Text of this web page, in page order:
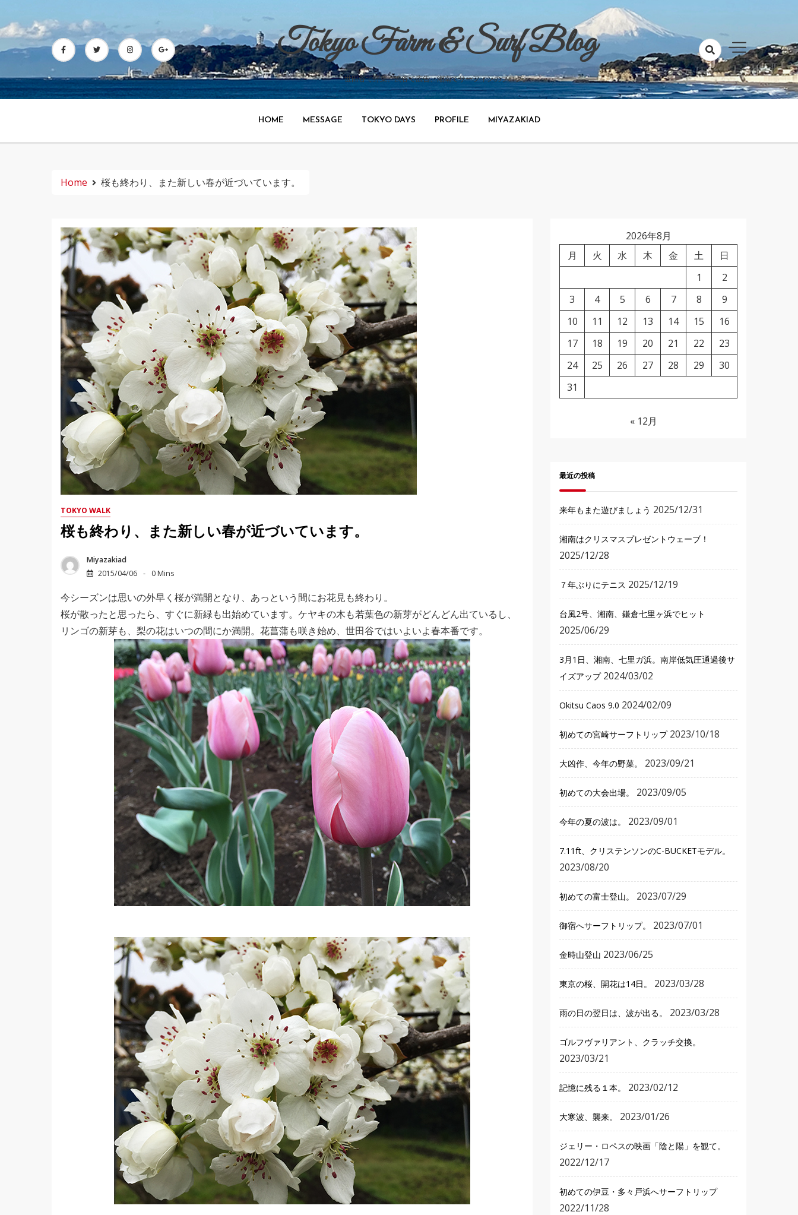
to
content
Tokyo Farm & Surf Blog
世田谷で野菜、渋谷で広告、湘南でサーフィンのブログ。
HOME MESSAGE TOKYO DAYS PROFILE MIYAZAKIAD
Home 桜も終わり、また新しい春が近づいています。
TOKYO WALK
桜も終わり、また新しい春が近づいています。
Miyazakiad
2015/04/06
0 Mins
今シーズンは思いの外早く桜が満開となり、あっという間にお花見も終わり。
桜が散ったと思ったら、すぐに新緑も出始めています。ケヤキの木も若葉色の新芽がどんどん出ているし、
リンゴの新芽も、梨の花はいつの間にか満開。花菖蒲も咲き始め、世田谷ではいよいよ春本番です。
2026年8月
月
火 水 木 金 土
日
1
2
3
4 5 6 7 8
9
10
11 12 13 14 15
16
17
18 19 20 21 22
23
24
25 26 27 28 29
30
31
« 12月
最近の投稿
来年もまた遊びましょう 2025/12/31
湘南はクリスマスプレゼントウェーブ！
2025/12/28
７年ぶりにテニス 2025/12/19
台風2号、湘南、鎌倉七里ヶ浜でヒット
2025/06/29
3月1日、湘南、七里ガ浜。南岸低気圧通過後サ
イズアップ 2024/03/02
Okitsu Caos 9.0 2024/02/09
初めての宮崎サーフトリップ 2023/10/18
大凶作、今年の野菜。 2023/09/21
初めての大会出場。 2023/09/05
今年の夏の波は。 2023/09/01
7.11ft、クリステンソンのC-BUCKETモデル。
2023/08/20
初めての富士登山。 2023/07/29
御宿へサーフトリップ。 2023/07/01
金時山登山 2023/06/25
東京の桜、開花は14日。 2023/03/28
雨の日の翌日は、波が出る。 2023/03/28
ゴルフヴァリアント、クラッチ交換。
2023/03/21
記憶に残る１本。 2023/02/12
大寒波、襲来。 2023/01/26
ジェリー・ロペスの映画「陰と陽」を観て。
2022/12/17
初めての伊豆・多々戸浜へサーフトリップ
2022/11/28